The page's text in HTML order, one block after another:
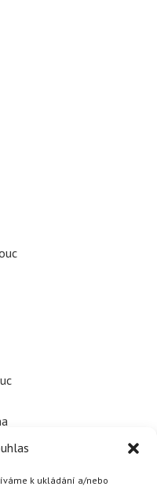
k ukládání a/nebo